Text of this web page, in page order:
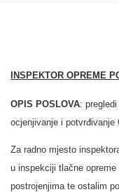
INSPEKTOR OPREME
OPIS POSLOVA:
ocjenjivanje i potvrđivanje
Za radno mjesto
u inspekciji tlačne
postrojenjima te ostalim